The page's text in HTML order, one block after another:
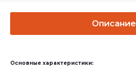
Описание
Основные характеристики: